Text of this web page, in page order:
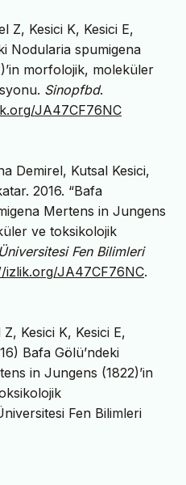
Z, Kesici K, Kesici E,
Nodularia spumigena
morfolojik, moleküler
Sinopfbd.
JA47CF76NC
Demirel, Kutsal Kesici,
2016. “Bafa
Mertens in Jungens
ve toksikolojik
Fen Bilimleri
izlik.org/JA47CF76NC.
Kesici K, Kesici E,
Bafa Gölü’ndeki
in Jungens (1822)’in
Fen Bilimleri